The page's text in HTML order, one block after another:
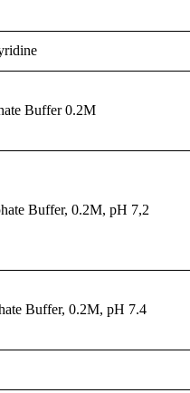
Buffer 0.2M
Buffer, 0.2M, pH 7,2
Buffer, 0.2M, pH 7.4